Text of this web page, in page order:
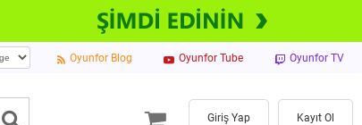
Oyunfor Blog Oyunfor Tube Oyunfor TV
Giriş Yap Kayıt Ol